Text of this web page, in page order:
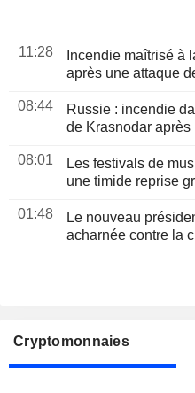
11:28
Incendie maîtrisé à
après une attaque
08:44
Russie : incendie
de Krasnodar
08:01
Les festivals de
une timide reprise
01:48
Le nouveau
acharnée contre la
Cryptomonnaies